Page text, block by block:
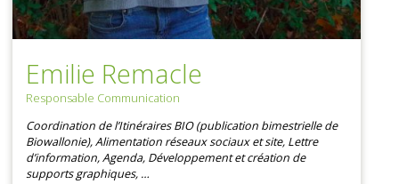
Emilie Remacle
Responsable Communication
Coordination de l’Itinéraires BIO (publication bimestrielle de
Biowallonie), Alimentation réseaux sociaux et site, Lettre
d’information, Agenda, Développement et création de
supports graphiques, …